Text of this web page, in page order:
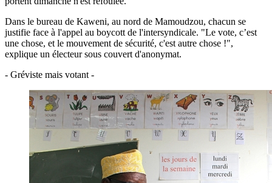
Dans le bureau de Kaweni, au nord de Mamoudzou, chacun se
justifie face à l'appel au boycott de l'intersyndicale. "Le vote, c’est
une chose, et le mouvement de sécurité, c'est autre chose !",
explique un électeur sous couvert d'anonymat.
- Gréviste mais votant -